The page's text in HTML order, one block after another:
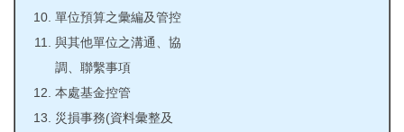
單位預算之彙編及管控
與其他單位之溝通、協
調、聯繫事項
本處基金控管
災損事務(資料彙整及